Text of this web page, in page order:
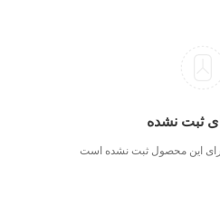
ثبت نشده
این محصول ثبت نشده است